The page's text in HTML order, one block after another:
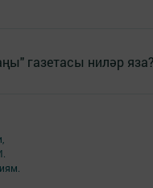
газетасы ниләр яза?